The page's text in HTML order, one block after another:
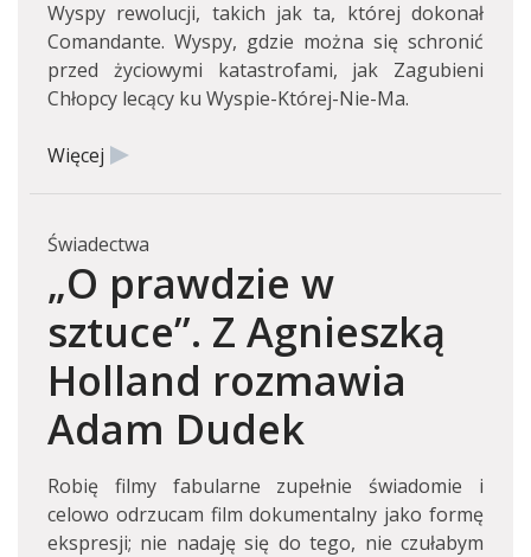
Wyspy rewolucji, takich jak ta, której dokonał
Comandante. Wyspy, gdzie można się schronić
przed życiowymi katastrofami, jak Zagubieni
Chłopcy lecący ku Wyspie-Której-Nie-Ma.
Więcej
Świadectwa
„O prawdzie w
sztuce”. Z Agnieszką
Holland rozmawia
Adam Dudek
Robię filmy fabularne zupełnie świadomie i
celowo odrzucam film dokumentalny jako formę
ekspresji; nie nadaję się do tego, nie czułabym